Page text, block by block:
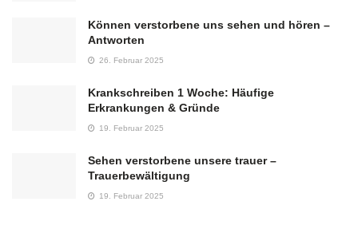
Können verstorbene uns sehen und hören –
Antworten
26. Februar 2025
Krankschreiben 1 Woche: Häufige
Erkrankungen & Gründe
19. Februar 2025
Sehen verstorbene unsere trauer –
Trauerbewältigung
19. Februar 2025